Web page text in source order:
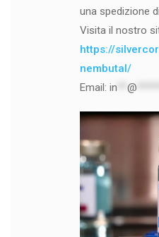
una spedizione
Visita il nostro
https://
nembutal/
Email: in @